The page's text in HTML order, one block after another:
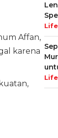
Affan,
karena